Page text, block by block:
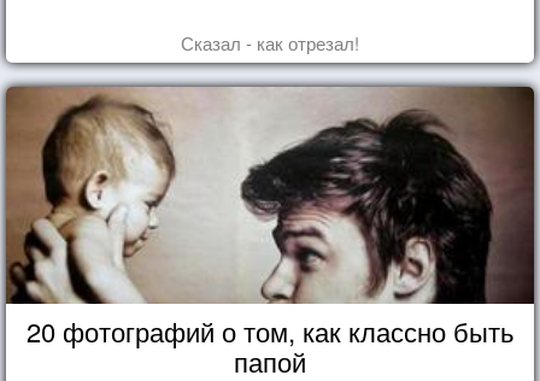
Сказал - как отрезал!
20 фотографий о том, как классно быть
папой